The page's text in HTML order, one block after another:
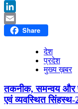
Twitter
LinkedIn
Email Share
देश
प्रदेश
मुख्य ख़बर
तकनीक, समन्वय और
एवं व्यवस्थित सिंहस्थ-